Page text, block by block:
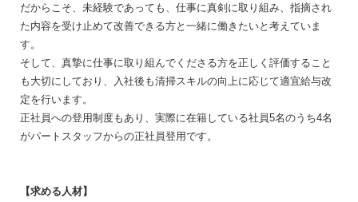
だからこそ、未経験であっても、仕事に真剣に取り組み、指摘され
た内容を受け止めて改善できる方と一緒に働きたいと考えていま
す。
そして、真摯に仕事に取り組んでくださる方を正しく評価すること
も大切にしており、入社後も清掃スキルの向上に応じて適宜給与改
定を行います。
正社員への登用制度もあり、実際に在籍している社員5名のうち4名
がパートスタッフからの正社員登用です。
【求める人材】